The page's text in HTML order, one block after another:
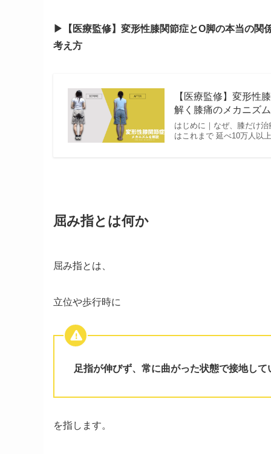
▶︎【医療監修】変形性膝関節症とO脚の本当の
考え方
【医療監修】変形性
解く膝痛のメカニズ
はじめに｜なぜ、膝だけ
はこれまで 延べ10万人以
屈み指とは何か
屈み指とは、
立位や歩行時に
足指が伸びず、常に曲がった状態で接地して
を指します。